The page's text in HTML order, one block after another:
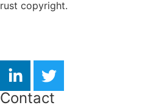
rust copyright.
Contact